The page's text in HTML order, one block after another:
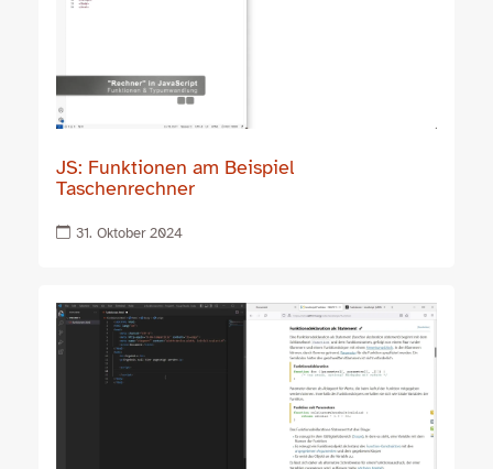
JS: Funktionen am Beispiel
Taschenrechner
31. Oktober 2024